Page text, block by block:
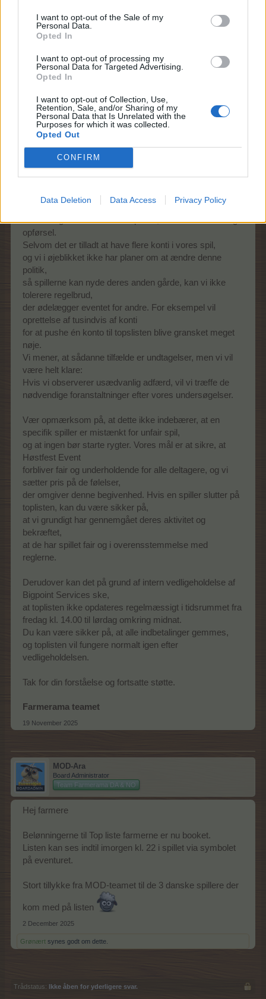
I want to opt-out of the Sale of my
Personal Data.
Opted In
I want to opt-out of processing my
Personal Data for Targeted Advertising.
Opted In
I want to opt-out of Collection, Use,
Retention, Sale, and/or Sharing of my
Personal Data that Is Unrelated with the
Purposes for which it was collected.
Opted Out
CONFIRM
Data Deletion Data Access Privacy Policy
Board Administrator
Team Farmerama DA & NO
Hej farmere
Vi vil gerne informere jer om, at vi i år, ligesom i tidligere
vil gennemgå alle konti på toplisten. Baseret på vores
erfaringer fra sidste år
vil vi indtage en mere fast holdning end normalt.
Vi forventer, at alle spillere udviser fair play, og vi vil
at vi vil tage skridt mod alle spillere, der udviser urimelig
opførsel.
Selvom det er tilladt at have flere konti i vores spil,
og vi i øjeblikket ikke har planer om at ændre denne
politik,
så spillerne kan nyde deres anden gårde, kan vi ikke
tolerere regelbrud,
der ødelægger eventet for andre. For eksempel vil
oprettelse af tusindvis af konti
for at pushe én konto til topslisten blive gransket meget
nøje.
Vi mener, at sådanne tilfælde er undtagelser, men vi vil
være helt klare:
Hvis vi observerer usædvanlig adfærd, vil vi træffe de
nødvendige foranstaltninger efter vores undersøgelser.
Vær opmærksom på, at dette ikke indebærer, at en
specifik spiller er mistænkt for unfair spil,
og at ingen bør starte rygter. Vores mål er at sikre, at
Høstfest Event
forbliver fair og underholdende for alle deltagere, og vi
sætter pris på de følelser,
der omgiver denne begivenhed. Hvis en spiller slutter på
toplisten, kan du være sikker på,
at vi grundigt har gennemgået deres aktivitet og
bekræftet,
at de har spillet fair og i overensstemmelse med
reglerne.
Derudover kan det på grund af intern vedligeholdelse af
Bigpoint Services ske,
at toplisten ikke opdateres regelmæssigt i tidsrummet fra
fredag kl. 14.00 til lørdag omkring midnat.
Du kan være sikker på, at alle indbetalinger gemmes,
og toplisten vil fungere normalt igen efter
vedligeholdelsen.
Tak for din forståelse og fortsatte støtte.
Farmerama teamet
19 November 2025
MOD-Ara
Board Administrator
Team Farmerama DA & NO
Hej farmere
Belønningerne til Top liste farmerne er nu booket.
Listen kan ses indtil imorgen kl. 22 i spillet via symbolet
på eventuret.
Stort tillykke fra MOD-teamet til de 3 danske spillere der
kom med på listen
2 December 2025
Grønært synes godt om dette.
Trådstatus: Ikke åben for yderligere svar.